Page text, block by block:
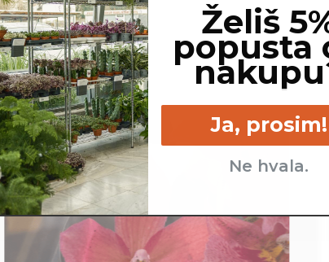
Želiš
popusta
Ja, prosim!
Ne hvala.